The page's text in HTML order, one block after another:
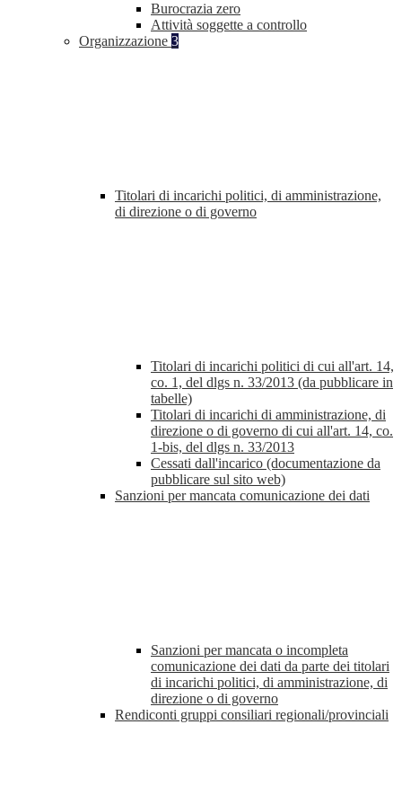
Burocrazia zero
Attività soggette a controllo
Organizzazione 3
Titolari di incarichi politici, di amministrazione,
di direzione o di governo
Titolari di incarichi politici di cui all'art. 14,
co. 1, del dlgs n. 33/2013 (da pubblicare in
tabelle)
Titolari di incarichi di amministrazione, di
direzione o di governo di cui all'art. 14, co.
1-bis, del dlgs n. 33/2013
Cessati dall'incarico (documentazione da
pubblicare sul sito web)
Sanzioni per mancata comunicazione dei dati
Sanzioni per mancata o incompleta
comunicazione dei dati da parte dei titolari
di incarichi politici, di amministrazione, di
direzione o di governo
Rendiconti gruppi consiliari regionali/provinciali